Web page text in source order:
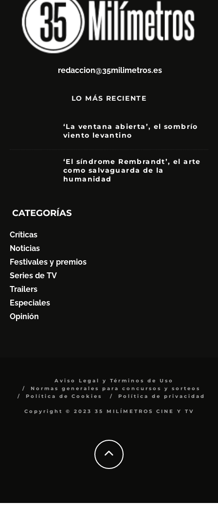
redaccion@35milimetros.es
LO MÁS RECIENTE
‘La ventana abierta’, el sombrío
viento levantino
‘El síndrome Rembrandt’, el arte
como salvaguarda de la
humanidad
CATEGORÍAS
Críticas
Noticias
Festivales y premios
Series de TV
Trailers
Especiales
Opinión
Aviso Legal y Términos de Uso
Normas generales para concursos y sorteos
Política de Cookies
Política de privacidad
Copyright © 2023 35 MILÍMETROS CINE Y TV